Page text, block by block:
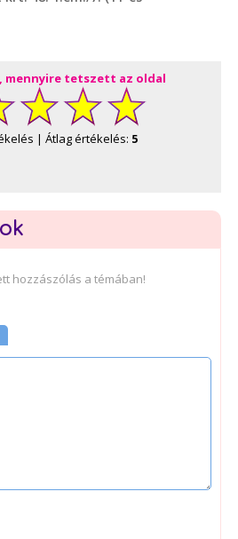
mennyire tetszett az oldal
| Átlag értékelés: 5
hozzászólás a témában!